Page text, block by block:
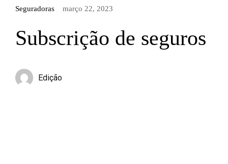
Seguradoras março 22, 2023
Subscrição de seguros
Edição